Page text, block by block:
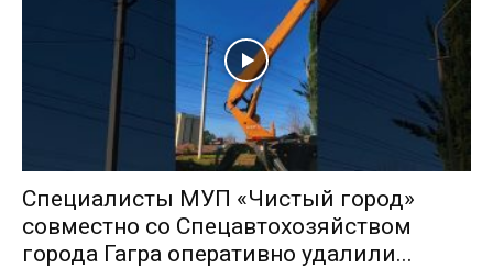
Специалисты МУП «Чистый город»
совместно со Спецавтохозяйством
города Гагра оперативно удалили...